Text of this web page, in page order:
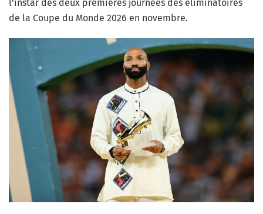
l’instar des deux premières journées des éliminatoires
de la Coupe du Monde 2026 en novembre.